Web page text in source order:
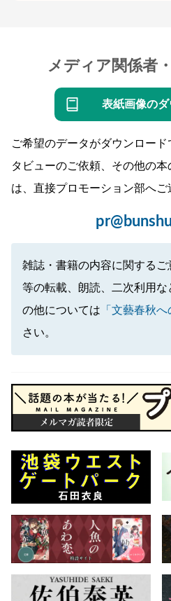
メディア関係者
表紙画像の
ご希望のデータがダウンロー
タビューのご依頼、その他の
は、直接プロモーション部へご
雑誌・書籍の内容に関する
等の転載、朗読、二次利用
の他については 「文藝春秋へ
さい。